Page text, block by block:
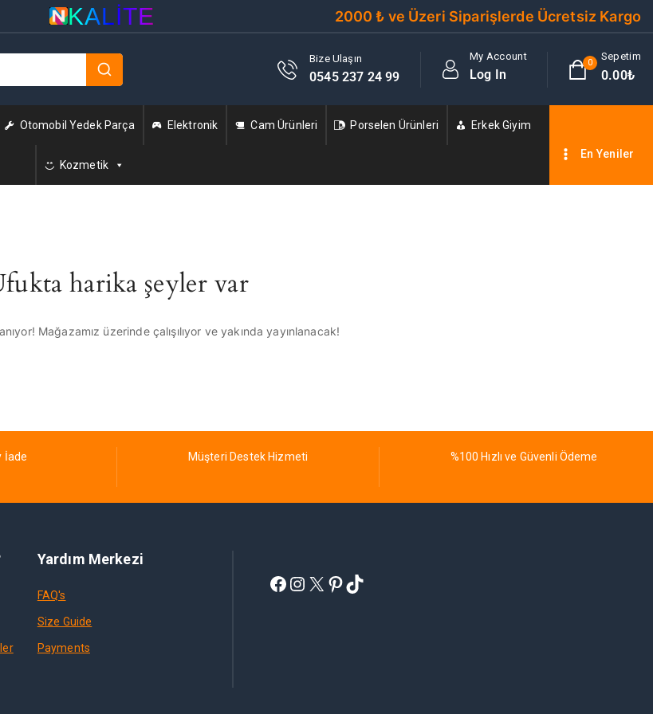
KALITE 2000 ₺ ve Üzeri Siparişlerde Ücretsiz Kargo
Bize Ulaşın
0545 237 24 99
My Account
Log In
0
Sepetim
0.00₺
Otomobil Yedek Parça Elektronik Cam Ürünleri Porselen Ürünleri Erkek Giyim
Kozmetik
En Yeniler
harika şeyler var
Mağazamız üzerinde çalışılıyor ve yakında yayınlanacak!
İade
Müşteri Destek Hizmeti %100 Hızlı ve Güvenli Ödeme
Yardım Merkezi
FAQ's
Size Guide
Payments